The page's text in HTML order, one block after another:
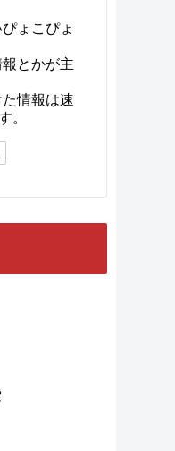
ょこぴょ
とかが主
情報は速
。